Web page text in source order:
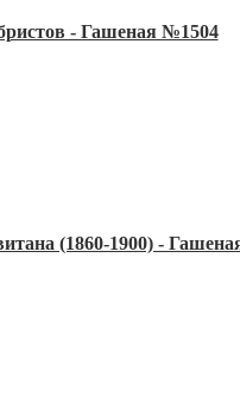
- Гашеная №1504
(1860-1900) -